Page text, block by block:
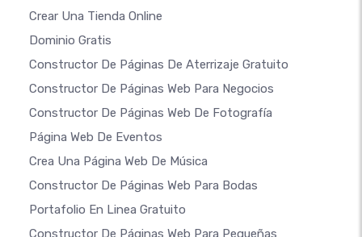
Crear Una Tienda Online
Dominio Gratis
Constructor De Páginas De Aterrizaje Gratuito
Constructor De Páginas Web Para Negocios
Constructor De Páginas Web De Fotografía
Página Web De Eventos
Crea Una Página Web De Música
Constructor De Páginas Web Para Bodas
Portafolio En Linea Gratuito
Constructor De Páginas Web Para Pequeñas